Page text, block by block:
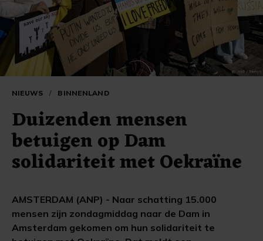
NIEUWS / BINNENLAND
Duizenden mensen
betuigen op Dam
solidariteit met Oekraïne
AMSTERDAM (ANP) - Naar schatting 15.000
mensen zijn zondagmiddag naar de Dam in
Amsterdam gekomen om hun solidariteit te